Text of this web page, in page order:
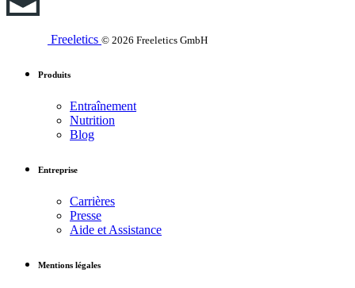
Freeletics © 2026 Freeletics GmbH
Produits
Entraînement
Nutrition
Blog
Entreprise
Carrières
Presse
Aide et Assistance
Mentions légales